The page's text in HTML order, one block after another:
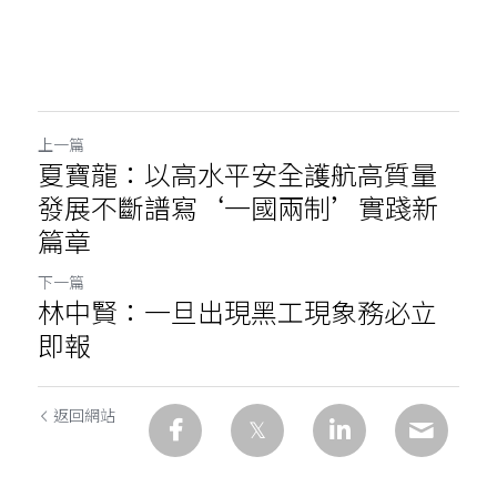
上一篇
夏寶龍：以高水平安全護航高質量
發展不斷譜寫‘一國兩制’實踐新
篇章
下一篇
林中賢：一旦出現黑工現象務必立
即報
返回網站